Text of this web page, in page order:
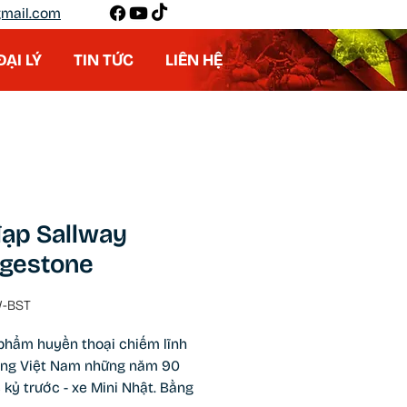
LÝ TIN TỨC LIÊN HỆ
Sallway
BST
huyền thoại chiếm lĩnh
Việt Nam những năm 90
trước - xe Mini Nhật. Bằng